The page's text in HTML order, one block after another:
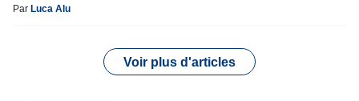
Par Luca Alu
Voir plus d'articles